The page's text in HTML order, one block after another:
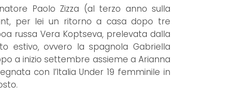
Paolo Zizza (al terzo anno sulla
per lei un ritorno a casa dopo tre
russa Vera Koptseva, prelevata dalla
estivo, ovvero la spagnola Gabriella
a inizio settembre assieme a Arianna
con l’Italia Under 19 femminile in